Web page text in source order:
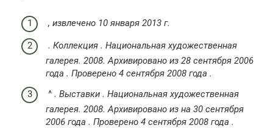
, извлечено 10 января 2013 г.
. Коллекция . Национальная художественная
галерея. 2008. Архивировано из 28 сентября 2006
года . Проверено 4 сентября 2008 года .
^ . Выставки . Национальная художественная
галерея. 2008. Архивировано из на 30 сентября
2006 года . Проверено 4 сентября 2008 года .